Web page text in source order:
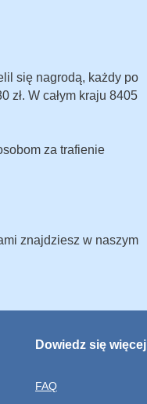
się nagrodą, każdy po
zł. W całym kraju 8405
za trafienie
znajdziesz w naszym
Dowiedz się więcej
FAQ